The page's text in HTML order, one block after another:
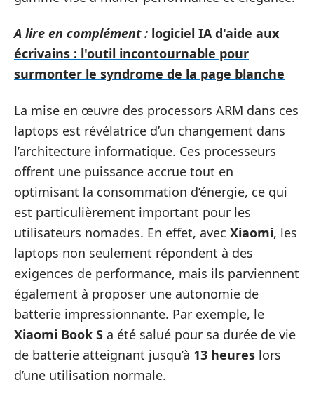
A lire en complément : logiciel IA d'aide aux
écrivains : l'outil incontournable pour
surmonter le syndrome de la page blanche
La mise en œuvre des processors ARM dans ces
laptops est révélatrice d’un changement dans
l’architecture informatique. Ces processeurs
offrent une puissance accrue tout en
optimisant la consommation d’énergie, ce qui
est particulièrement important pour les
utilisateurs nomades. En effet, avec Xiaomi, les
laptops non seulement répondent à des
exigences de performance, mais ils parviennent
également à proposer une autonomie de
batterie impressionnante. Par exemple, le
Xiaomi Book S a été salué pour sa durée de vie
de batterie atteignant jusqu’à 13 heures lors
d’une utilisation normale.